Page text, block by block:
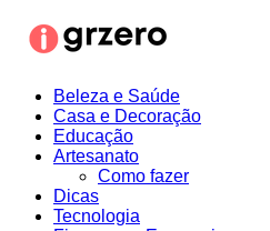
para
Beleza e Saúde
Casa e Decoração
Educação
Artesanato
Como fazer
Dicas
Tecnologia